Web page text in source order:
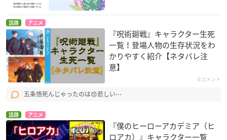
話題 アニメ
『呪術廻戦』キャラクター生死
一覧！登場人物の生存状況をわ
かりやすく紹介【ネタバレ注
意】
6コメント
五条悟死んじゃったのは😞悲しい⋯
話題 アニメ
『僕のヒーローアカデミア（ヒ
ロアカ）』キャラクター一覧